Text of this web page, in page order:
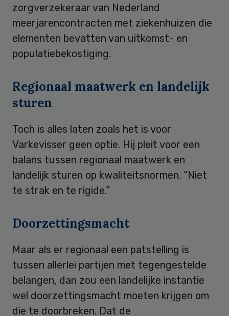
zorgverzekeraar van Nederland
meerjarencontracten met ziekenhuizen die
elementen bevatten van uitkomst- en
populatiebekostiging.
Regionaal maatwerk en landelijk
sturen
Toch is alles laten zoals het is voor
Varkevisser geen optie. Hij pleit voor een
balans tussen regionaal maatwerk en
landelijk sturen op kwaliteitsnormen. “Niet
te strak en te rigide.”
Doorzettingsmacht
Maar als er regionaal een patstelling is
tussen allerlei partijen met tegengestelde
belangen, dan zou een landelijke instantie
wel doorzettingsmacht moeten krijgen om
die te doorbreken. Dat de